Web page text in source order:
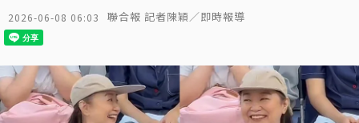
2026-06-08 06:03 聯合報 記者陳穎／即時報導